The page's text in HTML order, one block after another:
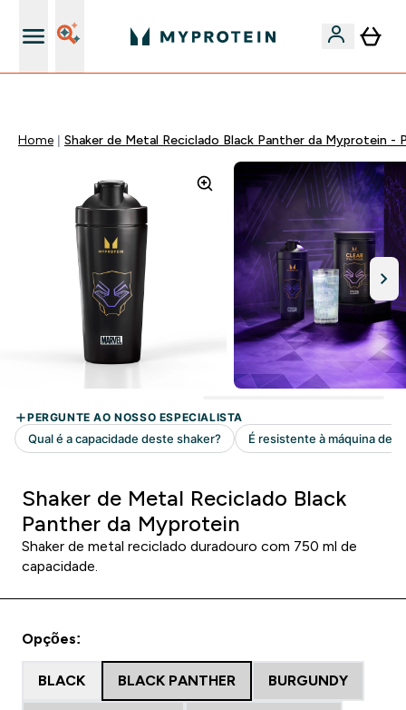
Home Shaker de Metal Reciclado Black Panther da Myprotein -
Shaker de Metal Reciclado Black
Panther da Myprotein
Shaker de metal reciclado duradouro com 750 ml de
capacidade.
Opções:
BLACK BLACK PANTHER BURGUNDY